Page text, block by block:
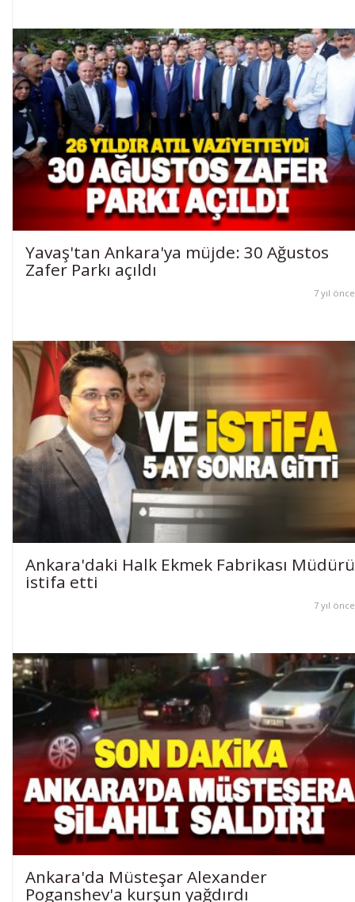
Yavaş'tan Ankara'ya müjde: 30 Ağustos
Zafer Parkı açıldı
7 yıl önce
Ankara'daki Halk Ekmek Fabrikası Müdürü
istifa etti
7 yıl önce
Ankara'da Müsteşar Alexander
Poganshev'a kurşun yağdırdı